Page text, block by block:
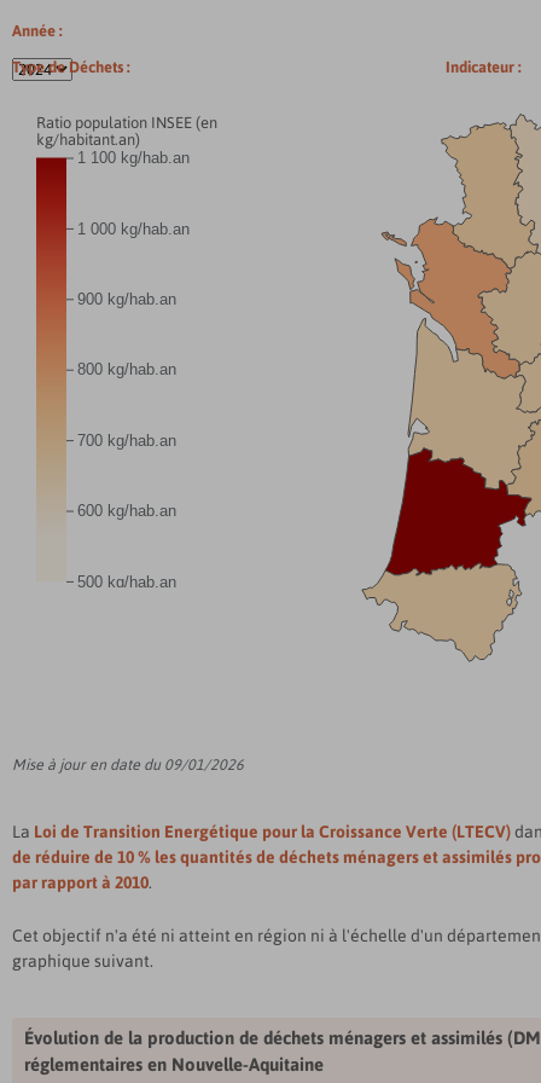
Année :
Type de Déchets :
Indicateur :
500 kg/hab.an
600 kg/hab.an
700 kg/hab.an
800 kg/hab.an
900 kg/hab.an
1 000 kg/hab.an
1 100 kg/hab.an
Ratio population INSEE (en
kg/habitant.an)
Mise à jour en date du 09/01/2026
La Loi de Transition Energétique pour la Croissance Verte (LTECV)
de réduire de 10 % les quantités de déchets ménagers et assimilés
par rapport à 2010.
Cet objectif n'a été ni atteint en région ni à l'échelle d'un
graphique suivant.
Évolution de la production de déchets ménagers et assimilés
réglementaires en Nouvelle-Aquitaine